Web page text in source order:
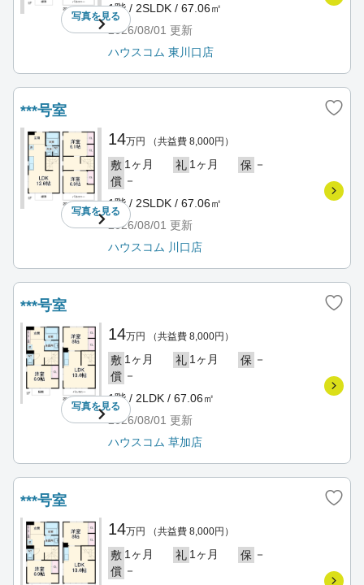
写真を見る
1階 / 2SLDK / 67.06㎡
2026/08/01 更新
ハウスコム 東川口店
***号室
写真を見る
14万円 （共益費 8,000円）
敷 1ヶ月 礼 1ヶ月 保 －
償 －
1階 / 2SLDK / 67.06㎡
2026/08/01 更新
ハウスコム 川口店
***号室
写真を見る
14万円 （共益費 8,000円）
敷 1ヶ月 礼 1ヶ月 保 －
償 －
1階 / 2LDK / 67.06㎡
2026/08/01 更新
ハウスコム 草加店
***号室
14万円 （共益費 8,000円）
敷 1ヶ月 礼 1ヶ月 保 －
償 －